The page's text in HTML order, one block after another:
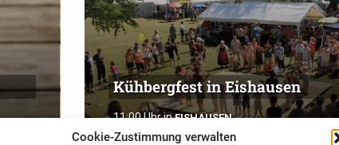
Cookie-Zustimmung verwalten
Kühbergfest in Eishausen
11:00 UhrinEISHAUSEN